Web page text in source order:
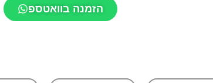
הזמנה בוואטספ